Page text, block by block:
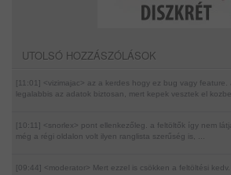
UTOLSÓ HOZZÁSZÓLÁSOK
[11:01] <vizimajac> az a kerdes hogy ez bug vagy feature.
legalabbis az adatok biztosan, mert kepek vesztek el
[10:11] <snorlex> pont ellenkezőleg. a feltöltők így nem
még a régi oldalon volt ilyen ranglista szerűség is, ...
[09:44] <moderator> Mert ezzel is csökken a feltöltési